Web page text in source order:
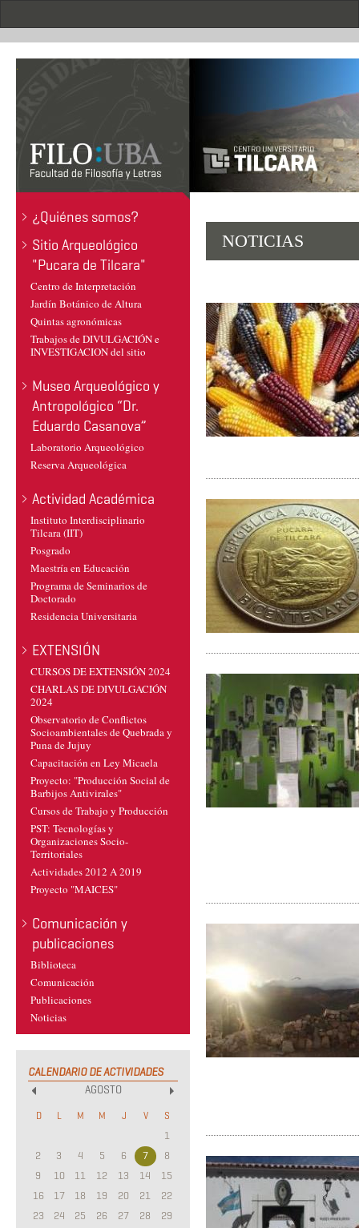
.
¿Quiénes somos?
Sitio Arqueológico
"Pucara de Tilcara"
Centro de Interpretación
Jardín Botánico de Altura
Quintas agronómicas
Trabajos de DIVULGACIÓN e
INVESTIGACION del sitio
Museo Arqueológico y
Antropológico “Dr.
Eduardo Casanova”
Laboratorio Arqueológico
Reserva Arqueológica
Actividad Académica
Instituto Interdisciplinario
Tilcara (IIT)
Posgrado
Maestría en Educación
Programa de Seminarios de
Doctorado
Residencia Universitaria
EXTENSIÓN
CURSOS DE EXTENSIÓN 2024
CHARLAS DE DIVULGACIÓN
2024
Observatorio de Conflictos
Socioambientales de Quebrada y
Puna de Jujuy
Capacitación en Ley Micaela
Proyecto: "Producción Social de
Barbijos Antivirales"
Cursos de Trabajo y Producción
PST: Tecnologías y
Organizaciones Socio-
Territoriales
Actividades 2012 A 2019
Proyecto "MAICES"
Comunicación y
publicaciones
Biblioteca
Comunicación
Publicaciones
Noticias
CALENDARIO DE ACTIVIDADES
AGOSTO
D L M M J V S
1
2
3 4 5 6 7
8
9
10 11 12 13 14
15
16
17 18 19 20 21
22
23
24 25 26 27 28
29
NOTICIAS